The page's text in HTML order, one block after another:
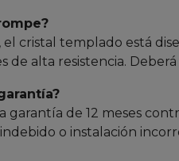
el cristal templado está
de alta resistencia.
garantía de 12 meses
o instalación